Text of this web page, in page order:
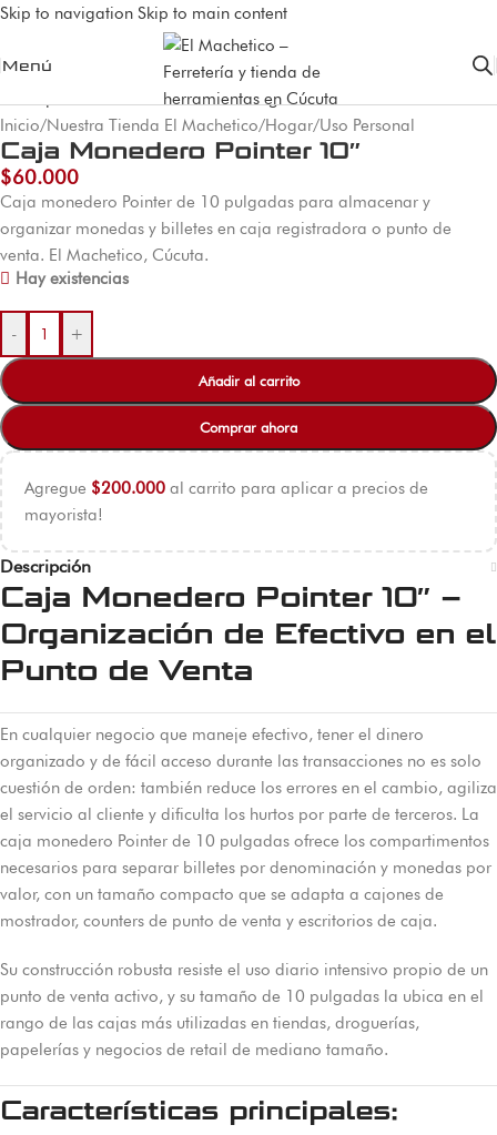
Skip to navigation Skip to main content
Menú
Inicio/Nuestra Tienda El Machetico/Hogar/Uso Personal
Caja Monedero Pointer 10″
$60.000
Caja monedero Pointer de 10 pulgadas para almacenar y
organizar monedas y billetes en caja registradora o punto de
venta. El Machetico, Cúcuta.
Hay existencias
- +
Añadir al carrito
Comprar ahora
Agregue $200.000 al carrito para aplicar a precios de
mayorista!
Descripción
Caja Monedero Pointer 10″ –
Organización de Efectivo en el
Punto de Venta
En cualquier negocio que maneje efectivo, tener el dinero
organizado y de fácil acceso durante las transacciones no es solo
cuestión de orden: también reduce los errores en el cambio, agiliza
el servicio al cliente y dificulta los hurtos por parte de terceros. La
caja monedero Pointer de 10 pulgadas ofrece los compartimentos
necesarios para separar billetes por denominación y monedas por
valor, con un tamaño compacto que se adapta a cajones de
mostrador, counters de punto de venta y escritorios de caja.
Su construcción robusta resiste el uso diario intensivo propio de un
punto de venta activo, y su tamaño de 10 pulgadas la ubica en el
rango de las cajas más utilizadas en tiendas, droguerías,
papelerías y negocios de retail de mediano tamaño.
Características principales: